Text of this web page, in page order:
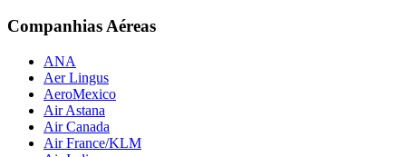
Companhias Aéreas
ANA
Aer Lingus
AeroMexico
Air Astana
Air Canada
Air France/KLM